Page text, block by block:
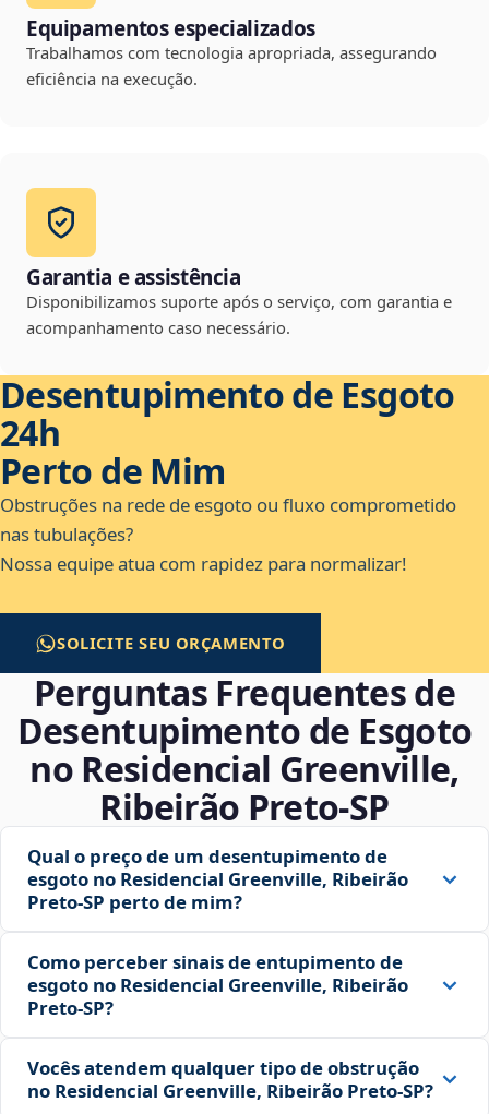
Equipamentos especializados
Trabalhamos com tecnologia apropriada, assegurando
eficiência na execução.
Garantia e assistência
Disponibilizamos suporte após o serviço, com garantia e
acompanhamento caso necessário.
Desentupimento de Esgoto
24h
Perto de Mim
Obstruções na rede de esgoto ou fluxo comprometido
nas tubulações?
Nossa equipe atua com rapidez para normalizar!
SOLICITE SEU ORÇAMENTO
Perguntas Frequentes de
Desentupimento de Esgoto
no Residencial Greenville,
Ribeirão Preto‑SP
Qual o preço de um desentupimento de
esgoto no Residencial Greenville, Ribeirão
Preto‑SP perto de mim?
Como perceber sinais de entupimento de
esgoto no Residencial Greenville, Ribeirão
Preto‑SP?
Vocês atendem qualquer tipo de obstrução
no Residencial Greenville, Ribeirão Preto‑SP?